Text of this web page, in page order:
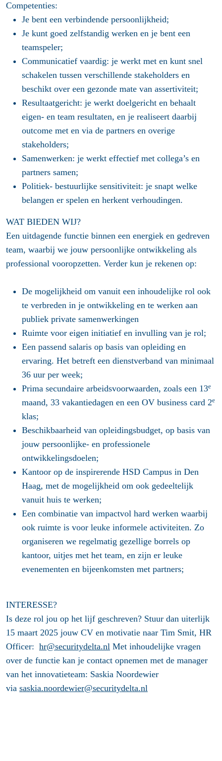
Competenties:
Je bent een verbindende persoonlijkheid;
Je kunt goed zelfstandig werken en je bent een
teamspeler;
Communicatief vaardig: je werkt met en kunt snel
schakelen tussen verschillende stakeholders en
beschikt over een gezonde mate van assertiviteit;
Resultaatgericht: je werkt doelgericht en behaalt
eigen- en team resultaten, en je realiseert daarbij
outcome met en via de partners en overige
stakeholders;
Samenwerken: je werkt effectief met collega’s en
partners samen;
Politiek- bestuurlijke sensitiviteit: je snapt welke
belangen er spelen en herkent verhoudingen.
WAT BIEDEN WIJ?
Een uitdagende functie binnen een energiek en gedreven
team, waarbij we jouw persoonlijke ontwikkeling als
professional vooropzetten. Verder kun je rekenen op:
De mogelijkheid om vanuit een inhoudelijke rol ook
te verbreden in je ontwikkeling en te werken aan
publiek private samenwerkingen
Ruimte voor eigen initiatief en invulling van je rol;
Een passend salaris op basis van opleiding en
ervaring. Het betreft een dienstverband van minimaal
36 uur per week;
Prima secundaire arbeidsvoorwaarden, zoals een 13e
maand, 33 vakantiedagen en een OV business card 2e
klas;
Beschikbaarheid van opleidingsbudget, op basis van
jouw persoonlijke- en professionele
ontwikkelingsdoelen;
Kantoor op de inspirerende HSD Campus in Den
Haag, met de mogelijkheid om ook gedeeltelijk
vanuit huis te werken;
Een combinatie van impactvol hard werken waarbij
ook ruimte is voor leuke informele activiteiten. Zo
organiseren we regelmatig gezellige borrels op
kantoor, uitjes met het team, en zijn er leuke
evenementen en bijeenkomsten met partners;
INTERESSE?
Is deze rol jou op het lijf geschreven? Stuur dan uiterlijk
15 maart 2025 jouw CV en motivatie naar Tim Smit, HR
Officer: hr@securitydelta.nl Met inhoudelijke vragen
over de functie kan je contact opnemen met de manager
van het innovatieteam: Saskia Noordewier
via saskia.noordewier@securitydelta.nl